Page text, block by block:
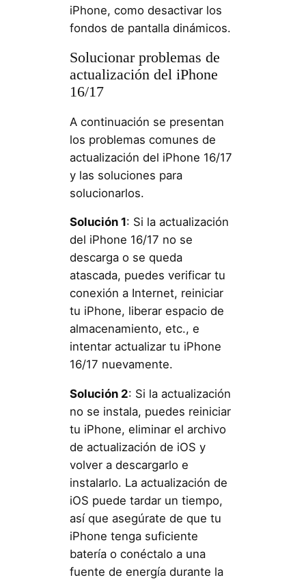
iPhone, como desactivar los
fondos de pantalla dinámicos.
Solucionar problemas de
actualización del iPhone
16/17
A continuación se presentan
los problemas comunes de
actualización del iPhone 16/17
y las soluciones para
solucionarlos.
Solución 1: Si la actualización
del iPhone 16/17 no se
descarga o se queda
atascada, puedes verificar tu
conexión a Internet, reiniciar
tu iPhone, liberar espacio de
almacenamiento, etc., e
intentar actualizar tu iPhone
16/17 nuevamente.
Solución 2: Si la actualización
no se instala, puedes reiniciar
tu iPhone, eliminar el archivo
de actualización de iOS y
volver a descargarlo e
instalarlo. La actualización de
iOS puede tardar un tiempo,
así que asegúrate de que tu
iPhone tenga suficiente
batería o conéctalo a una
fuente de energía durante la